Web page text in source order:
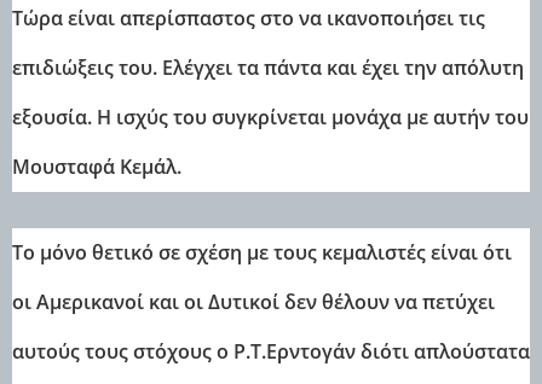
Τώρα είναι απερίσπαστος στο να ικανοποιήσει τις
επιδιώξεις του. Ελέγχει τα πάντα και έχει την απόλυτη
εξουσία. Η ισχύς του συγκρίνεται μονάχα με αυτήν του
Μουσταφά Κεμάλ.
Το μόνο θετικό σε σχέση με τους κεμαλιστές είναι ότι
οι Αμερικανοί και οι Δυτικοί δεν θέλουν να πετύχει
αυτούς τους στόχους ο Ρ.Τ.Ερντογάν διότι απλούστατα